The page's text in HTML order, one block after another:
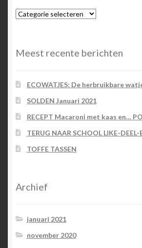
Blog-
Meest recente berichten
ECOWATJES: De herbruikbare
SOLDEN Januari 2021
RECEPT Macaroni met kaas en…
TERUG NAAR SCHOOL LIKE-
TOFFE TASSEN
Archief
januari 2021
november 2020